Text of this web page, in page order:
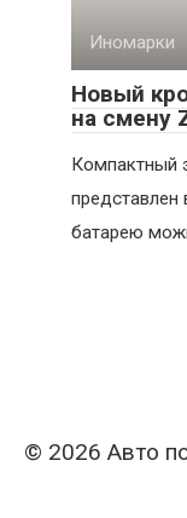
Иномарки
Новый
на смену
Компактный
представлен
батарею
© 2026 Авто